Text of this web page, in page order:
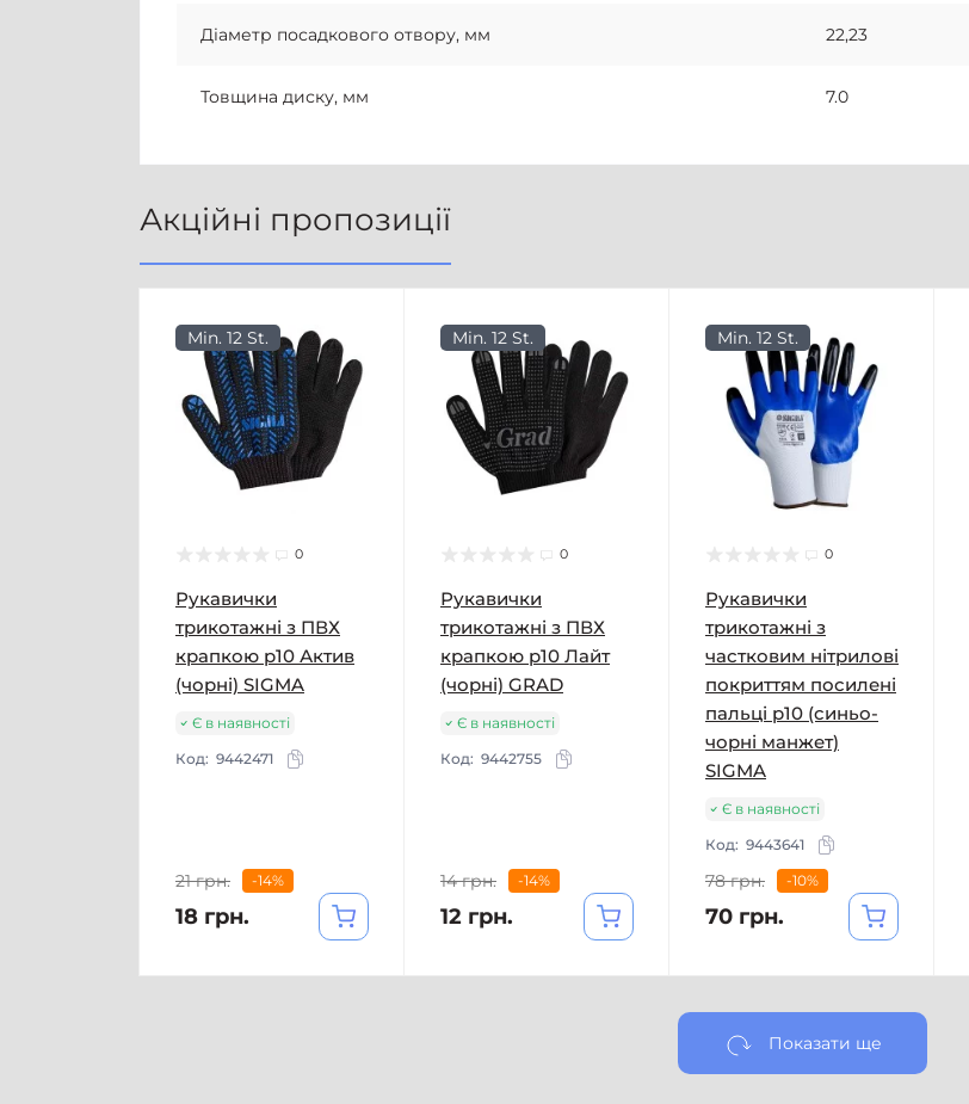
Діаметр посадкового отвору, мм 22,23
Товщина диску, мм 7.0
Акційні пропозиції
Min. 12 St.
0
Рукавички
трикотажні з ПВХ
крапкою р10 Актив
(чорні) SIGMA
Є в наявності
Код: 9442471
21 грн. -14%
18 грн.
Min. 12 St.
0
Рукавички
трикотажні з ПВХ
крапкою р10 Лайт
(чорні) GRAD
Є в наявності
Код: 9442755
14 грн. -14%
12 грн.
Min. 12 St.
0
Рукавички
трикотажні з
частковим нітрилові
покриттям посилені
пальці р10 (синьо-
чорні манжет)
SIGMA
Є в наявності
Код: 9443641
78 грн. -10%
70 грн.
Показати ще